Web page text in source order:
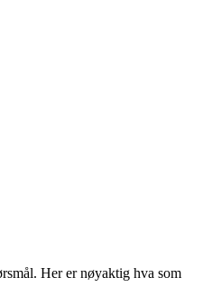
Her er nøyaktig hva som